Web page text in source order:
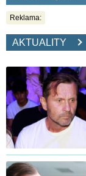
Reklama:
AKTUALITY